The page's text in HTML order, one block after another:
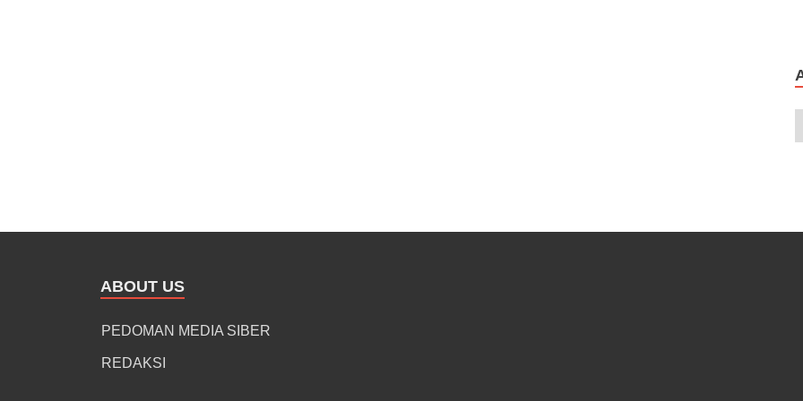
ABOUT US
PEDOMAN MEDIA SIBER
REDAKSI